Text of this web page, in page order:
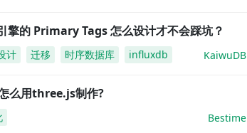
擎的 Primary Tags 怎么设计才不会踩坑？
计 迁移 时序数据库 influxdb KaiwuDB
么用three.js制作?
Bestime